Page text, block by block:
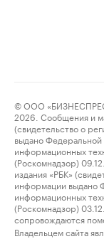
© ООО
2026. Сообщения и
(свидетельство о
выдано Федеральной
информационных
(Роскомнадзор)
издания «РБК»
информации выдано
информационных
(Роскомнадзор)
сопровождаются
Владельцем сайта